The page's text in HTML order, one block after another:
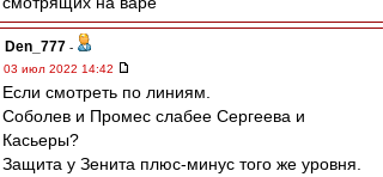
Den_777 -
03 июл 2022 14:42
Если смотреть по линиям.
Соболев и Промес слабее Сергеева и
Касьеры?
Защита у Зенита плюс-минус того же уровня.